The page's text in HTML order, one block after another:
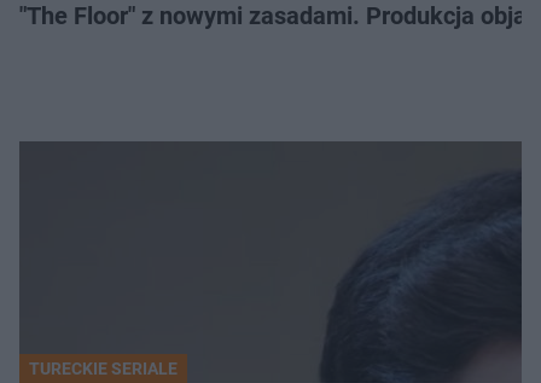
"The Floor" z nowymi zasadami. Produkcja
TURECKIE SERIALE